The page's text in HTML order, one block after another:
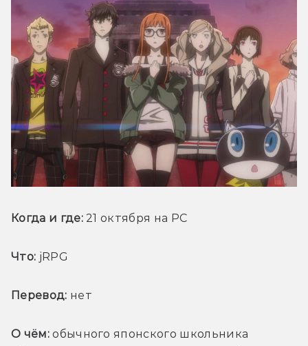
Когда и где: 21 октября на PC
Что: jRPG
Перевод: нет
О чём: обычного японского школьника